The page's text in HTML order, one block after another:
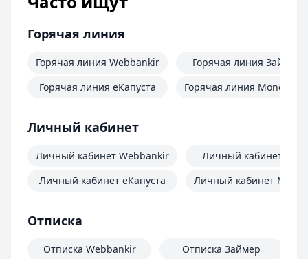
Горячая линия
Горячая линия Webbankir
Горячая линия еКапуста
Горячая линия Займер
Горячая линия
Личный кабинет
Личный кабинет Webbankir
Личный кабинет еКапуста
Личный кабинет
Личный кабинет
Отписка
Отписка Webbankir
Отписка Займер